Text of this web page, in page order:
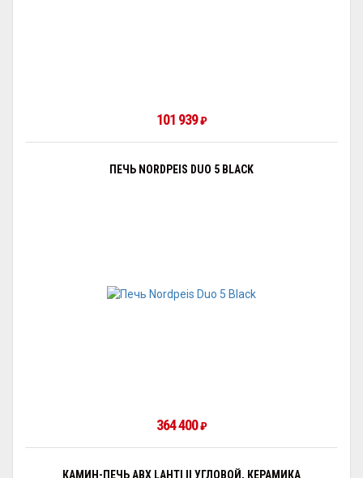
101 939₽
ПЕЧЬ NORDPEIS DUO 5 BLACK
364 400₽
КАМИН-ПЕЧЬ ABX LAHTI II УГЛОВОЙ, КЕРАМИКА